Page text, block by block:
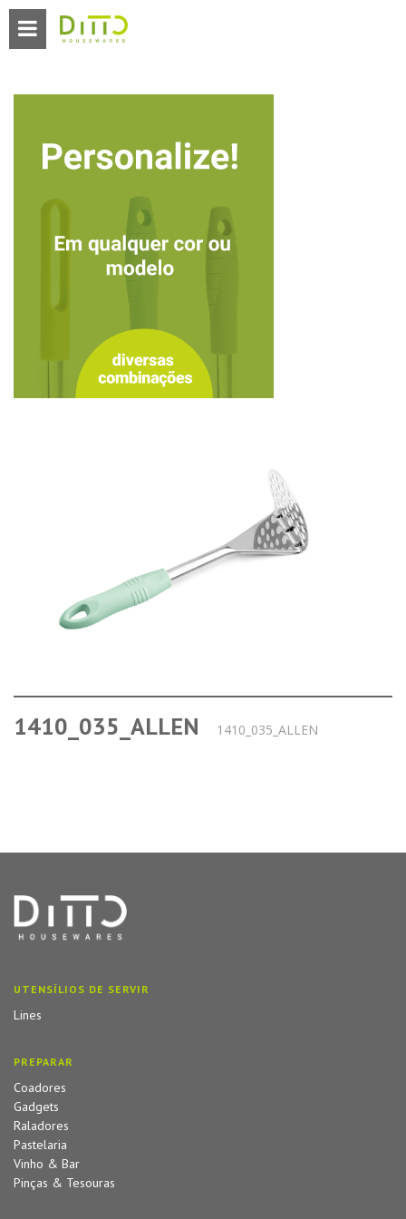
1410_035_ALLEN 1410_035_ALLEN
UTENSÍLIOS DE SERVIR
Lines
PREPARAR
Coadores
Gadgets
Raladores
Pastelaria
Vinho & Bar
Pinças & Tesouras